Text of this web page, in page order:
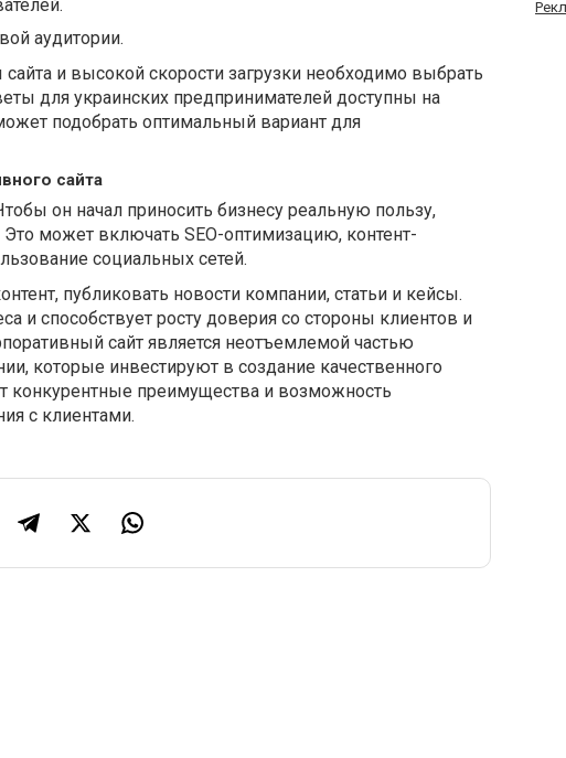
аудитории.
и высокой скорости загрузки необходимо выбрать
для украинских предпринимателей доступны на
подобрать оптимальный вариант для
сайта
он начал приносить бизнесу реальную пользу,
может включать SEO-оптимизацию, контент-
социальных сетей.
публиковать новости компании, статьи и кейсы.
и способствует росту доверия со стороны клиентов и
сайт является неотъемлемой частью
которые инвестируют в создание качественного
конкурентные преимущества и возможность
с клиентами.